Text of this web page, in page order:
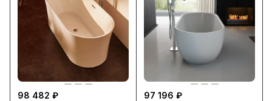
98 482 ₽
97 196 ₽